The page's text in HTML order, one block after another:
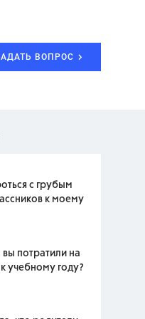
ВОПРОС
с грубым
к моему
вы потратили на
учебному году?